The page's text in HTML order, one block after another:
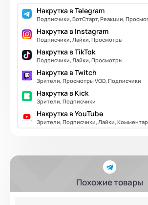
Накрутка в Telegram
Подписчики, БотСтарт, Реакции,
Накрутка в Instagram
Подписчики, Лайки, Просмотры
Накрутка в TikTok
Подписчики, Лайки, Просмотры
Накрутка в Twitch
Зрители, Просмотры VOD, Подписчики
Накрутка в Kick
Зрители, Подписчики
Накрутка в YouTube
Зрители, Подписчики, Лайки,
Похожие товары